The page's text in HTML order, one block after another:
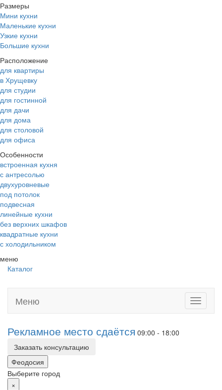
Размеры
Мини кухни
Маленькие кухни
Узкие кухни
Большие кухни
Расположение
для квартиры
в Хрущевку
для студии
для гостинной
для дачи
для дома
для столовой
для офиса
Особенности
встроенная кухня
с антресолью
двухуровневые
под потолок
подвесная
линейные кухни
без верхних шкафов
квадратные кухни
с холодильником
меню
Каталог
Toggle
Меню
Рекламное место сдаётся 09:00 - 18:00
Заказать консультацию
Феодосия
Выберите город
×